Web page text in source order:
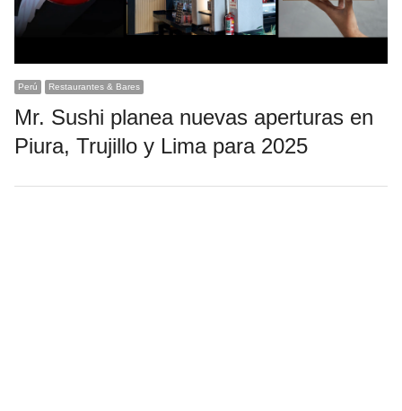
Perú Restaurantes & Bares
Mr. Sushi planea nuevas aperturas en
Piura, Trujillo y Lima para 2025